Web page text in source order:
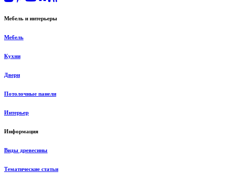
Мебель и интерьеры
Мебель
Кухни
Двери
Потолочные панели
Интерьер
Информация
Виды древесины
Тематические статьи